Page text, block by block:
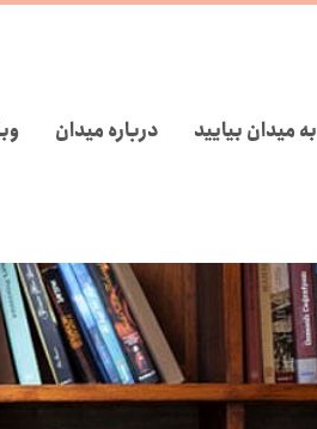
به میدان بیایید درباره میدان